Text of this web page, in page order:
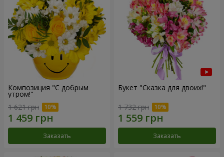
Композиция "С добрым
утром!"
1 621 грн
Заказать
Букет "Сказка для двоих!"
1 732 грн
Заказать